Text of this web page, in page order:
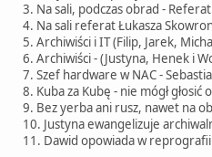
3. Na sali, podczas obrad -
4. Na sali referat Łukasza
5. Archiwiści i IT (Filip, Jarek,
6. Archiwiści - (Justyna, Henek i
7. Szef hardware w NAC -
8. Kuba za Kubę - nie mógł
9. Bez yerba ani rusz, nawet na
10. Justyna ewangelizuje
11. Dawid opowiada w